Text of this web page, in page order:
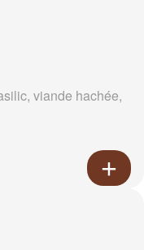
viande hachée,